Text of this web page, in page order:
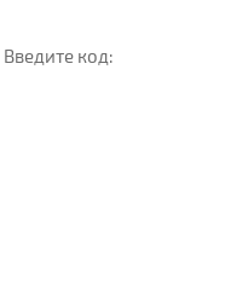
Введите код: